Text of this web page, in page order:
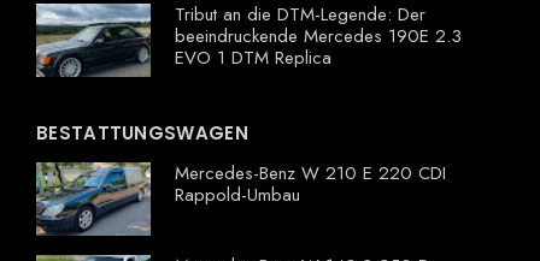
Tribut an die DTM-Legende: Der
beeindruckende Mercedes 190E 2.3
EVO 1 DTM Replica
BESTATTUNGSWAGEN
Mercedes-Benz W 210 E 220 CDI
Rappold-Umbau